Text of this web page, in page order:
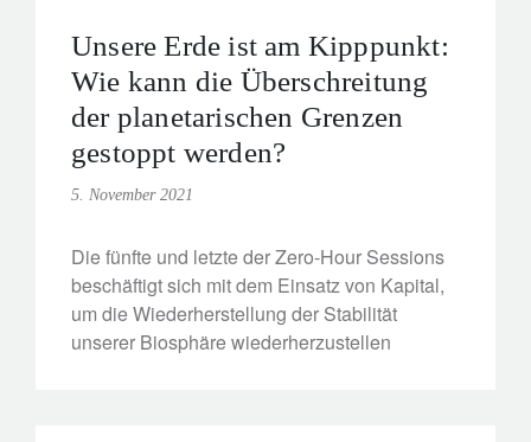
Unsere Erde ist am Kipppunkt:
Wie kann die Überschreitung
der planetarischen Grenzen
gestoppt werden?
5. November 2021
Die fünfte und letzte der Zero-Hour Sessions
beschäftigt sich mit dem Einsatz von Kapital,
um die Wiederherstellung der Stabilität
unserer Biosphäre wiederherzustellen